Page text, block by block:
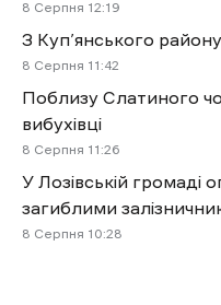
8 Cерпня 12:19
З Куп’янського
8 Cерпня 11:42
Поблизу Слатиного
вибухівці
8 Cерпня 11:26
У Лозівській
загиблими
8 Cерпня 10:28